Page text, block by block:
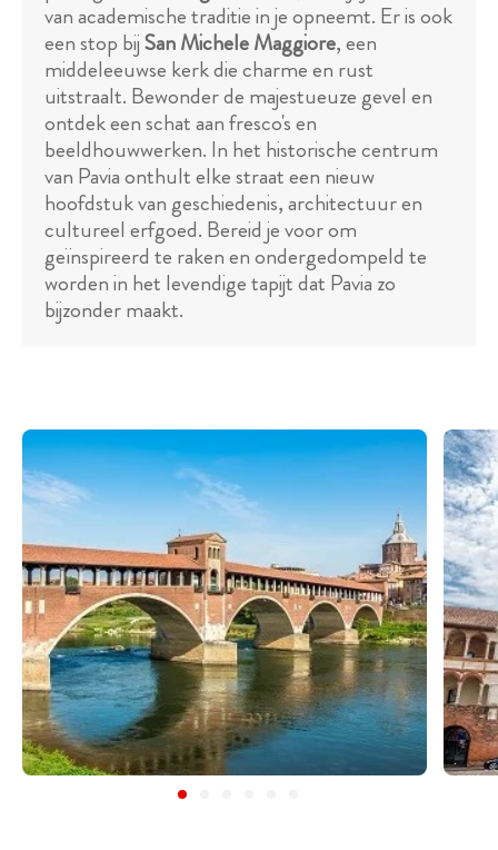
van academische traditie in je opneemt. Er is ook
een stop bijSan Michele Maggiore, een
middeleeuwse kerk die charme en rust
uitstraalt. Bewonder de majestueuze gevel en
ontdek een schat aan fresco's en
beeldhouwwerken. In het historische centrum
van Pavia onthult elke straat een nieuw
hoofdstuk van geschiedenis, architectuur en
cultureel erfgoed. Bereid je voor om
geïnspireerd te raken en ondergedompeld te
worden in het levendige tapijt dat Pavia zo
bijzonder maakt.